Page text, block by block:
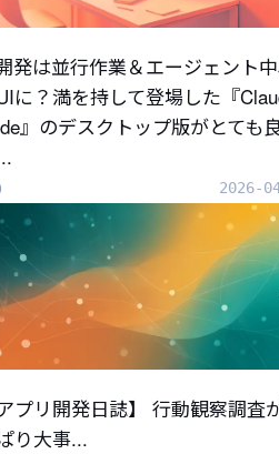
発は並行作業＆エージェント
に？満を持して登場した『
』のデスクトップ版がとても
2026-
アプリ開発日誌】 行動観察調査
り大事...